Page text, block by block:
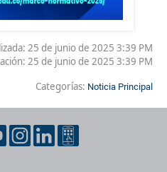
25 de junio de 2025 3:39 PM
25 de junio de 2025 3:39 PM
Categorías: Noticia Principal
contacto, redes sociales y datos